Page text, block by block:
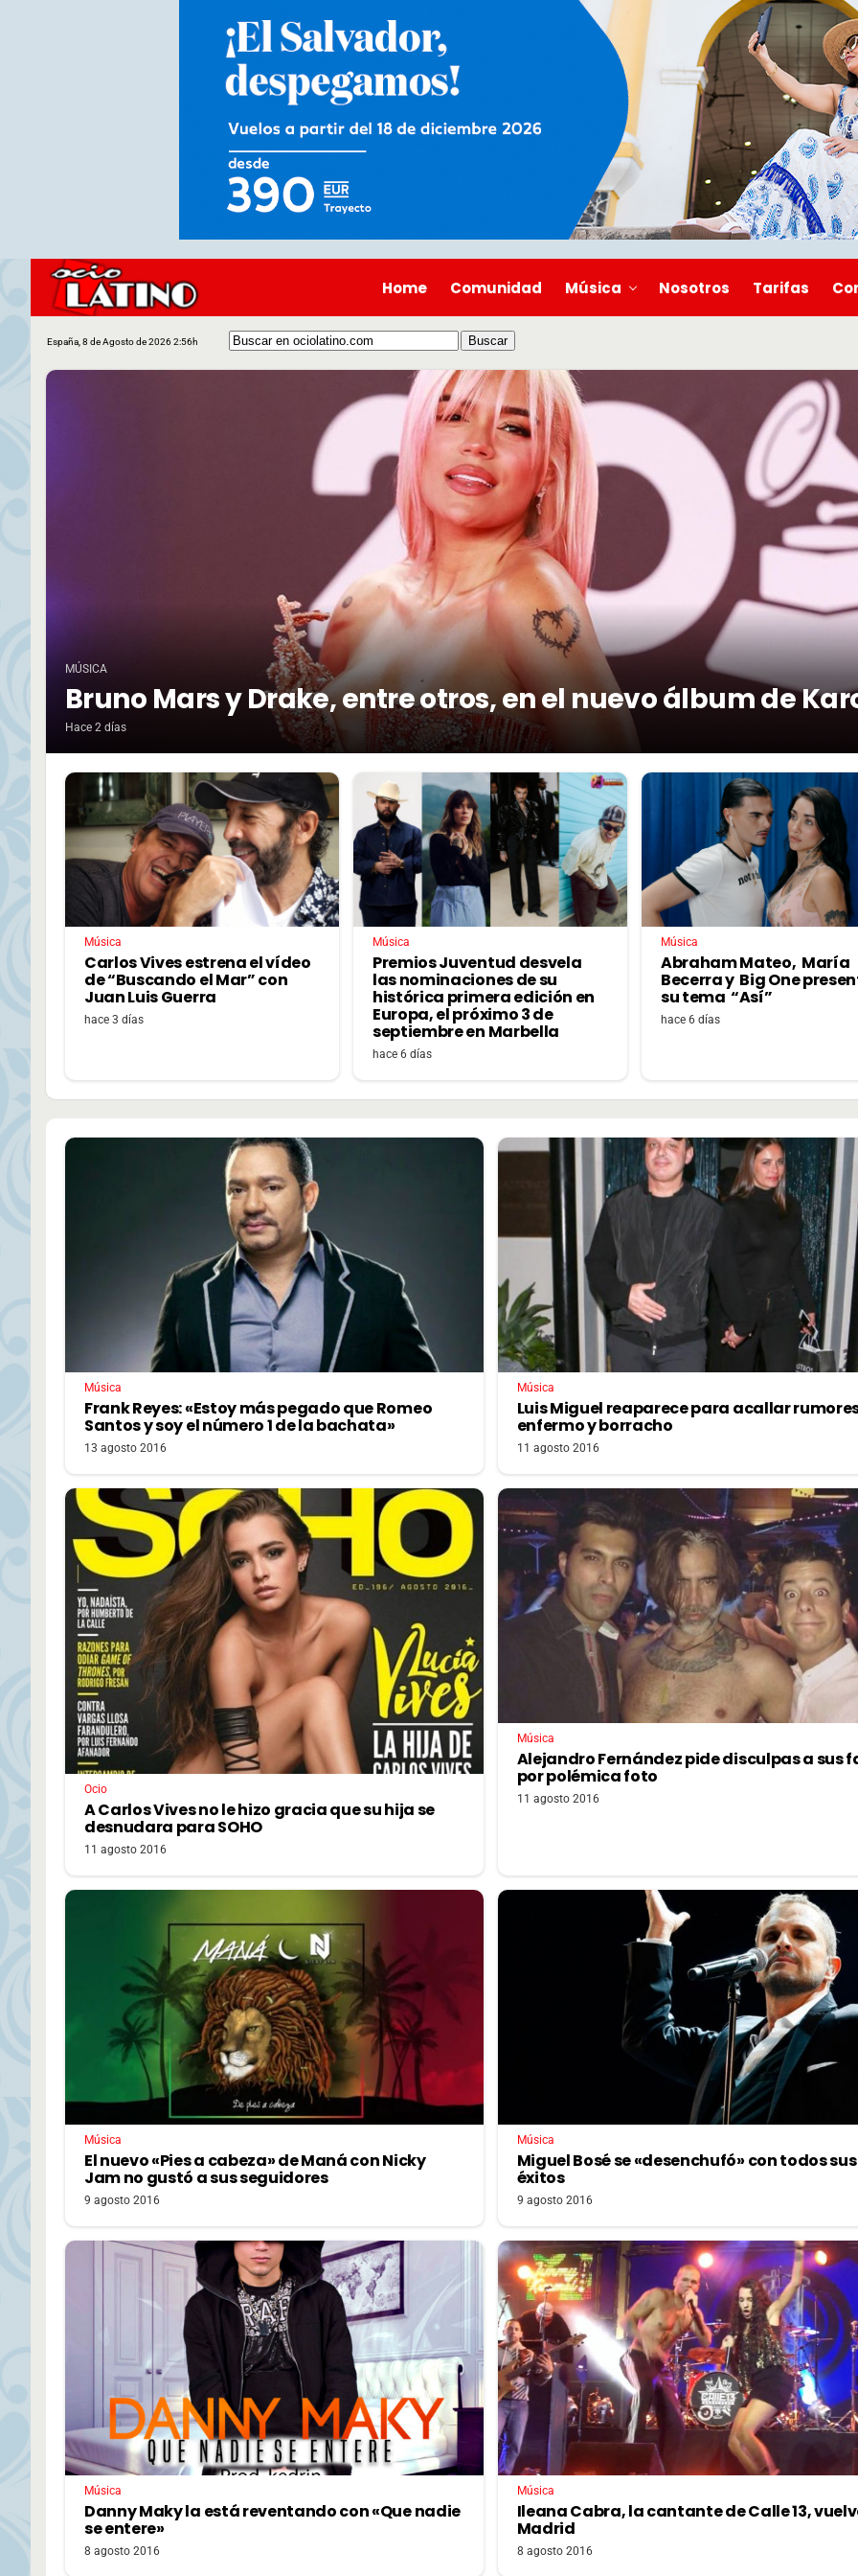
Home Comunidad Música Nosotros Tarifas
España, 8 de Agosto de 2026 2:56h
MÚSICA
Bruno Mars y Drake, entre otros, en el nuevo álbum de
Hace 2 días
Música
Carlos Vives estrena el vídeo
de “Buscando el Mar” con
Juan Luis Guerra
hace 3 días
Música
Premios Juventud desvela
las nominaciones de su
histórica primera edición en
Europa, el próximo 3 de
septiembre en Marbella
hace 6 días
Música
Abraham Mateo, María
Becerra y Big One
su tema “Así”
hace 6 días
Música
Frank Reyes: «Estoy más pegado que Romeo
Santos y soy el número 1 de la bachata»
13 agosto 2016
Música
Luis Miguel reaparece para acallar
enfermo y borracho
11 agosto 2016
Ocio
A Carlos Vives no le hizo gracia que su hija se
desnudara para SOHO
11 agosto 2016
Música
Alejandro Fernández pide disculpas a sus
por polémica foto
11 agosto 2016
Música
El nuevo «Pies a cabeza» de Maná con Nicky
Jam no gustó a sus seguidores
9 agosto 2016
Música
Miguel Bosé se «desenchufó» con todos sus
éxitos
9 agosto 2016
Música
Danny Maky la está reventando con «Que nadie
se entere»
8 agosto 2016
Música
Ileana Cabra, la cantante de Calle 13,
Madrid
8 agosto 2016